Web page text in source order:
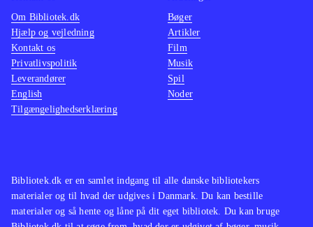
Bibliotek.dk er en samlet indgang til alle danske bibliotekers
materialer og til hvad der udgives i Danmark. Du kan bestille
materialer og så hente og låne på dit eget bibliotek. Du kan bruge
Om Bibliotek.dk
Hjælp og vejledning
Kontakt os
Privatlivspolitik
Leverandører
English
Tilgængelighedserklæring
Bøger
Artikler
Film
Musik
Spil
Noder